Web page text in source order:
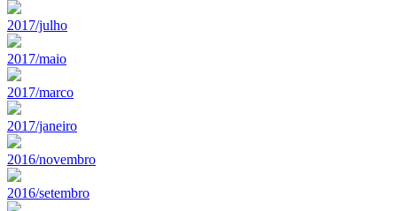
2017/julho
2017/maio
2017/marco
2017/janeiro
2016/novembro
2016/setembro